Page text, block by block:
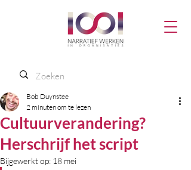
Cultuurverandering?
Herschrijf het script
Bob Duynstee
2 minuten om te lezen
Bijgewerkt op: 18 mei